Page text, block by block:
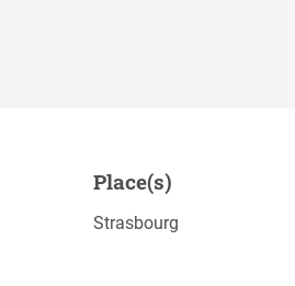
Place(s)
Strasbourg